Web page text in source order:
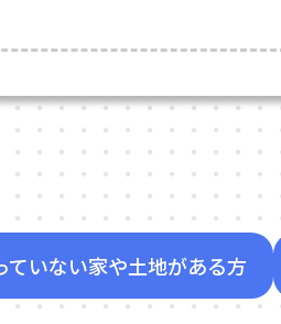
ていない家や土地がある方